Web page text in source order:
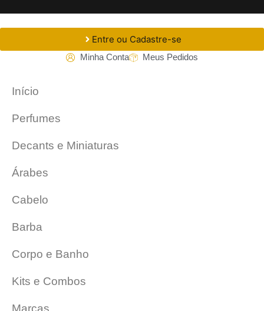
Entre ou Cadastre-se
Minha Conta Meus Pedidos
Início
Perfumes
Decants e Miniaturas
Árabes
Cabelo
Barba
Corpo e Banho
Kits e Combos